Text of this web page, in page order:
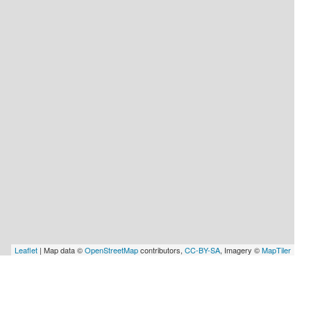
Leaflet | Map data ©OpenStreetMapcontributors, CC-BY-SA, Imagery ©MapTiler